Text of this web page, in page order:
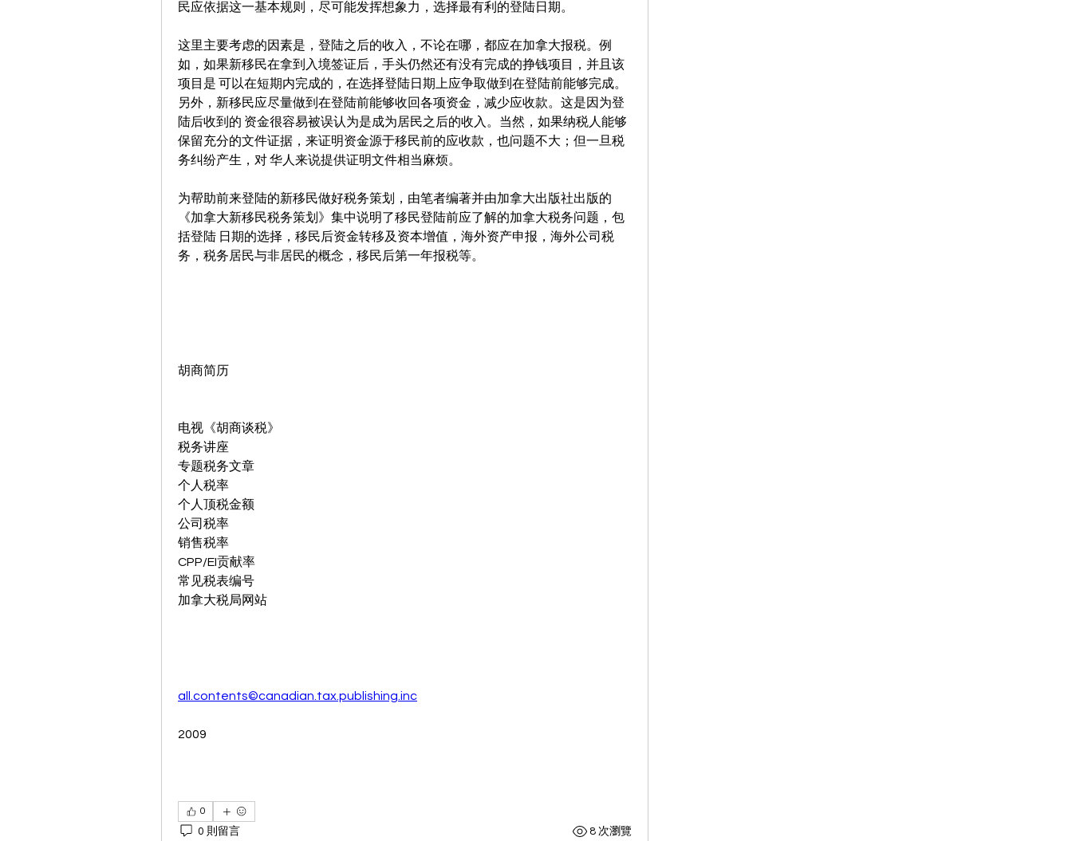
民应依据这一基本规则，尽可能发挥想象力，选择最有利的登陆日期。
这里主要考虑的因素是，登陆之后的收入，不论在哪，都应在加拿大报税。例
如，如果新移民在拿到入境签证后，手头仍然还有没有完成的挣钱项目，并且该
项目是 可以在短期内完成的，在选择登陆日期上应争取做到在登陆前能够完成。
另外，新移民应尽量做到在登陆前能够收回各项资金，减少应收款。这是因为登
陆后收到的 资金很容易被误认为是成为居民之后的收入。当然，如果纳税人能够
保留充分的文件证据，来证明资金源于移民前的应收款，也问题不大；但一旦税
务纠纷产生，对 华人来说提供证明文件相当麻烦。
为帮助前来登陆的新移民做好税务策划，由笔者编著并由加拿大出版社出版的
《加拿大新移民税务策划》集中说明了移民登陆前应了解的加拿大税务问题，包
括登陆 日期的选择，移民后资金转移及资本增值，海外资产申报，海外公司税
务，税务居民与非居民的概念，移民后第一年报税等。
胡商简历
电视《胡商谈税》
税务讲座
专题税务文章
个人税率
个人顶税金额
公司税率
销售税率
CPP/EI贡献率
常见税表编号
加拿大税局网站
all.contents©canadian.tax.publishing.inc
2009
0
0 則留言 8 次瀏覽